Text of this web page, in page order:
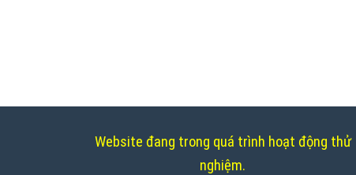
Website đang trong quá trình hoạt động thử
nghiệm.